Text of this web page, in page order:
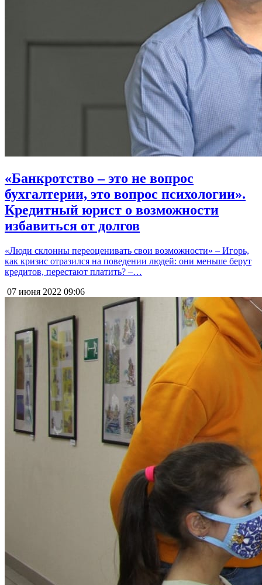
«Банкротство – это не вопрос
бухгалтерии, это вопрос психологии».
Кредитный юрист о возможности
избавиться от долгов
«Люди склонны переоценивать свои возможности» – Игорь,
как кризис отразился на поведении людей: они меньше берут
кредитов, перестают платить? –…
07 июня 2022 09:06